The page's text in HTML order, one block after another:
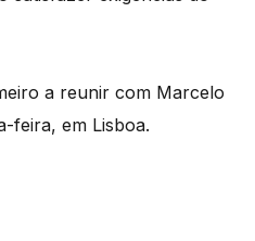
a reunir com Marcelo
feira, em Lisboa.